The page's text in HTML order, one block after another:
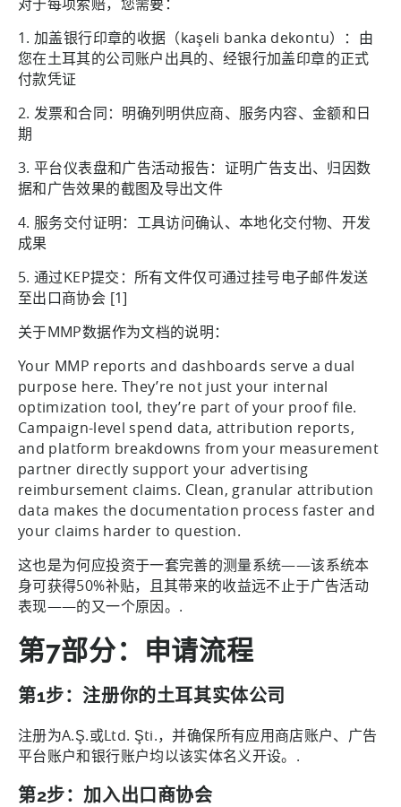
1. 加盖银行印章的收据（kaşeli banka dekontu）：由
您在土耳其的公司账户出具的、经银行加盖印章的正式
付款凭证
2. 发票和合同：明确列明供应商、服务内容、金额和日
期
3. 平台仪表盘和广告活动报告：证明广告支出、归因数
据和广告效果的截图及导出文件
4. 服务交付证明：工具访问确认、本地化交付物、开发
成果
5. 通过KEP提交：所有文件仅可通过挂号电子邮件发送
至出口商协会 [1]
关于MMP数据作为文档的说明：
Your MMP reports and dashboards serve a dual
purpose here. They’re not just your internal
optimization tool, they’re part of your proof file.
Campaign-level spend data, attribution reports,
and platform breakdowns from your measurement
partner directly support your advertising
reimbursement claims. Clean, granular attribution
data makes the documentation process faster and
your claims harder to question.
这也是为何应投资于一套完善的测量系统——该系统本
身可获得50%补贴，且其带来的收益远不止于广告活动
表现——的又一个原因。.
第7部分：申请流程
第1步：注册你的土耳其实体公司
注册为A.Ş.或Ltd. Şti.，并确保所有应用商店账户、广告
平台账户和银行账户均以该实体名义开设。.
第2步：加入出口商协会